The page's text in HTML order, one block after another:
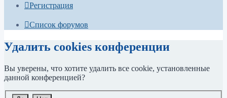
Регистрация
Список форумов
Удалить cookies конференции
Вы уверены, что хотите удалить все cookie, установленные
данной конференцией?